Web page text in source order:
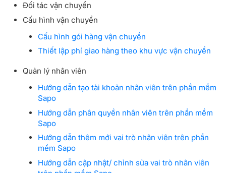
Đối tác vận chuyển
Cấu hình vận chuyển
Cấu hình gói hàng vận chuyển
Thiết lập phí giao hàng theo khu vực vận chuyển
Quản lý nhân viên
Hướng dẫn tạo tài khoản nhân viên trên phần mềm
Sapo
Hướng dẫn phân quyền nhân viên trên phần mềm
Sapo
Hướng dẫn thêm mới vai trò nhân viên trên phần
mềm Sapo
Hướng dẫn cập nhật/ chỉnh sửa vai trò nhân viên